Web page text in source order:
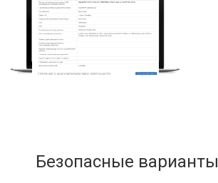
Безопасные варианты